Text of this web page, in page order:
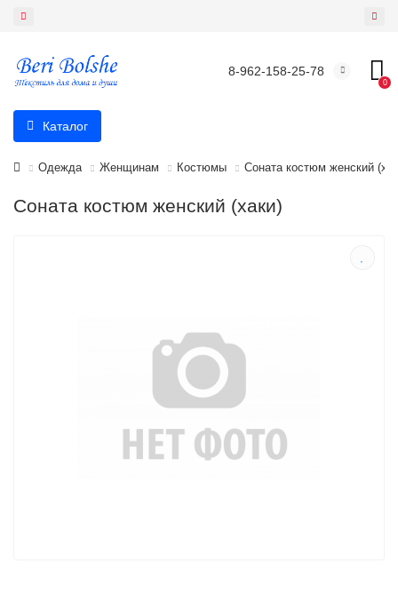
8-962-158-25-78
0
Каталог
Одежда Женщинам Костюмы Соната костюм женский
Соната костюм женский (хаки)